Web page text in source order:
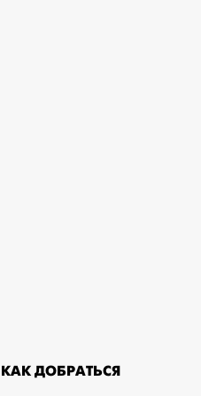
КАК ДОБРАТЬСЯ